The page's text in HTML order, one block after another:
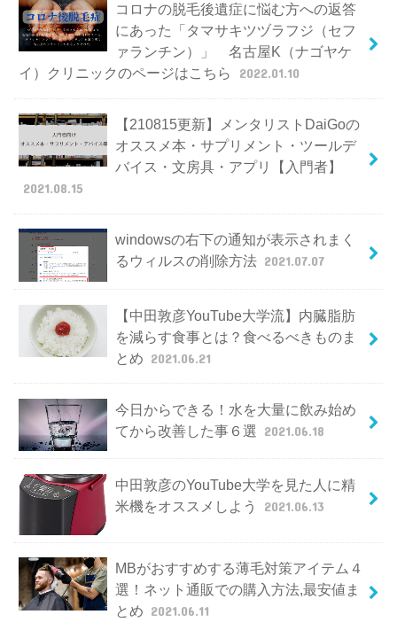
コロナの脱毛後遺症に悩む方への返答
にあった「タマサキツヅラフジ（セフ
ァランチン）」 名古屋K（ナゴヤケ
イ）クリニックのページはこちら
2022.01.10
【210815更新】メンタリストDaiGoの
オススメ本・サプリメント・ツールデ
バイス・文房具・アプリ【入門者】
2021.08.15
windowsの右下の通知が表示されまく
るウィルスの削除方法 2021.07.07
【中田敦彦YouTube大学流】内臓脂肪
を減らす食事とは？食べるべきものま
とめ 2021.06.21
今日からできる！水を大量に飲み始め
てから改善した事６選 2021.06.18
中田敦彦のYouTube大学を見た人に精
米機をオススメしよう
2021.06.13
MBがおすすめする薄毛対策アイテム４
選！ネット通販での購入方法,最安値ま
とめ 2021.06.11